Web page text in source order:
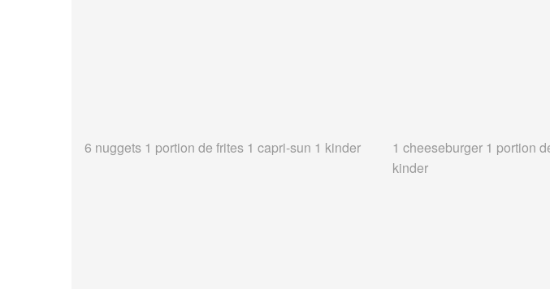
6 nuggets 1 portion de frites 1 capri-sun 1 kinder
1 cheeseburger 1 portion
kinder